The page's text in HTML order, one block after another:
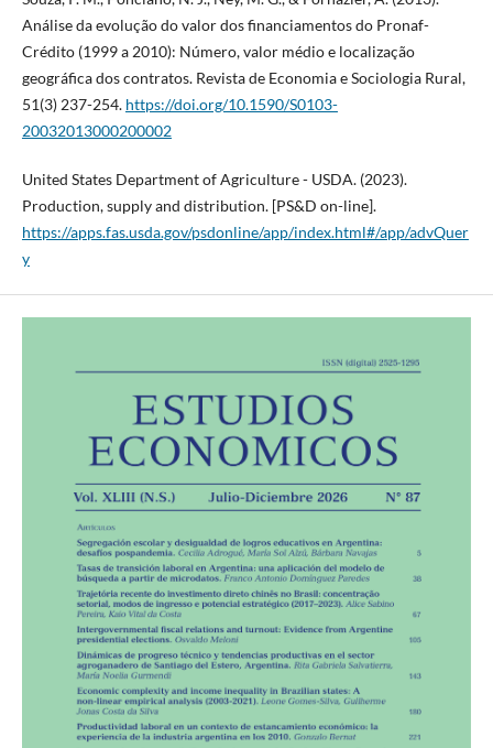
Análise da evolução do valor dos financiamentos do Pronaf-
Crédito (1999 a 2010): Número, valor médio e localização
geográfica dos contratos. Revista de Economia e Sociologia Rural,
51(3) 237-254. https://doi.org/10.1590/S0103-
20032013000200002
United States Department of Agriculture - USDA. (2023).
Production, supply and distribution. [PS&D on-line].
https://apps.fas.usda.gov/psdonline/app/index.html#/app/advQuer
y